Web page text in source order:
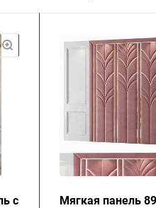
с
Мягкая панель 89